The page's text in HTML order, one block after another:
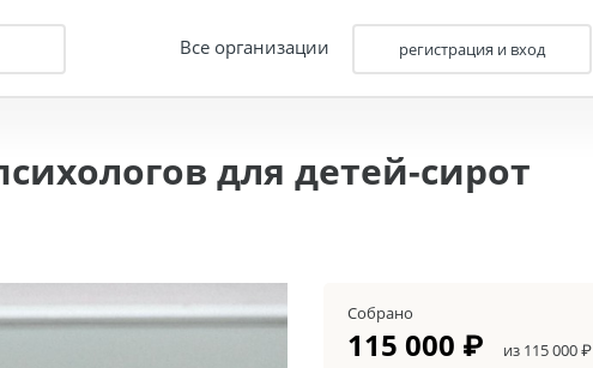
Все организации регистрация и вход
для детей-сирот
Собрано
115 000 ₽ из 115 000 ₽